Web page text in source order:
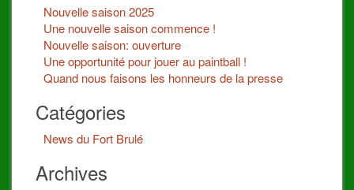
Nouvelle saison 2025
Une nouvelle saison commence !
Nouvelle saison: ouverture
Une opportunité pour jouer au paintball !
Quand nous faisons les honneurs de la presse
Catégories
News du Fort Brulé
Archives